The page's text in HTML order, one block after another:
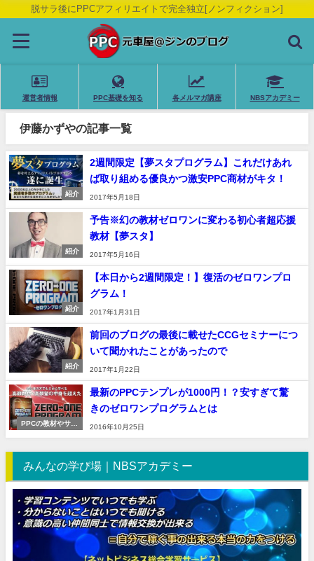
脱サラ後にPPCアフィリエイトで完全独立[ノンフィクション]
運営者情報 PPC基礎を知る 各メルマガ講座 NBSアカデミー
伊藤かずやの記事一覧
紹介
2週間限定【夢スタプログラム】これだけあれ
ば取り組める優良かつ激安PPC商材がキタ！
2017年5月18日
紹介
予告※幻の教材ゼロワンに変わる初心者超応援
教材【夢スタ】
2017年5月16日
紹介
【本日から2週間限定！】復活のゼロワンプロ
グラム！
2017年1月31日
紹介
前回のブログの最後に載せたCCGセミナーにつ
いて聞かれたことがあったので
2017年1月22日
PPCの教材やサー
最新のPPCテンプレが1000円！？安すぎて驚
きのゼロワンプログラムとは
2016年10月25日
みんなの学び場｜NBSアカデミー